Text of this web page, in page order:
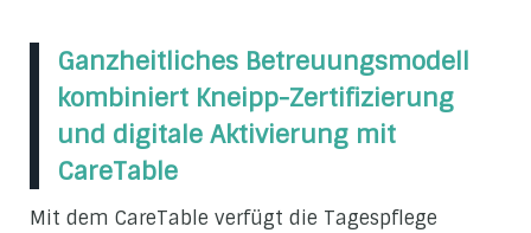
Ganzheitliches Betreuungsmodell
kombiniert Kneipp-Zertifizierung
und digitale Aktivierung mit
CareTable
Mit dem CareTable verfügt die Tagespflege